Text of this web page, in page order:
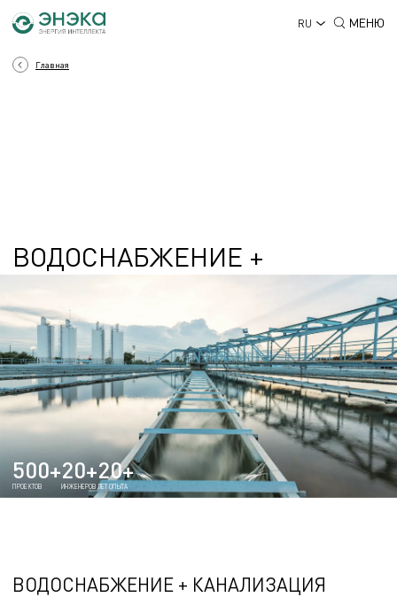
RU МЕНЮ
Главная
ВОДОСНАБЖЕНИЕ +
500+
ПРОЕКТОВ
20+
ИНЖЕНЕРОВ
20+
ЛЕТ ОПЫТА
ВОДОСНАБЖЕНИЕ + КАНАЛИЗАЦИЯ